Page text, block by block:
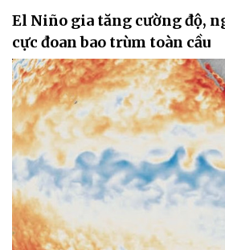
El Niño gia tăng cường độ,
cực đoan bao trùm toàn cầu